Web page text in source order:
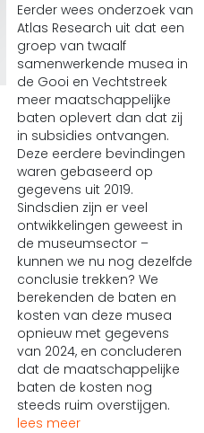
Eerder wees onderzoek van
Atlas Research uit dat een
groep van twaalf
samenwerkende musea in
de Gooi en Vechtstreek
meer maatschappelijke
baten oplevert dan dat zij
in subsidies ontvangen.
Deze eerdere bevindingen
waren gebaseerd op
gegevens uit 2019.
Sindsdien zijn er veel
ontwikkelingen geweest in
de museumsector –
kunnen we nu nog dezelfde
conclusie trekken? We
berekenden de baten en
kosten van deze musea
opnieuw met gegevens
van 2024, en concluderen
dat de maatschappelijke
baten de kosten nog
steeds ruim overstijgen.
lees meer